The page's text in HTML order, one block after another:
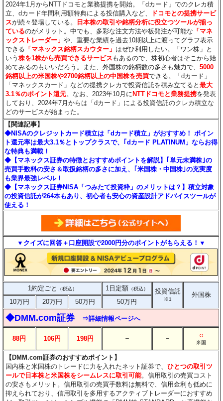
2024年1月からNTTドコモと業務提携を開始。「dカード」でのクレカ積
立、dカード年間利用額特典による投信購入など、
ドコモとの提携サービ
スが続々登場している。
日本株の取引や銘柄分析に役立つツールが揃っ
ているのがメリット。中でも、多彩な注文方法や板発注が可能な 「マネ
ックストレーダー」や、重要な業績を過去10期以上に渡ってグラフ表示
できる 「マネックス銘柄スカウター」 はぜひ利用したい。「ワン株」と
いう株を1株から売買できるサービス もあるので、株初心者はそこから始
めてみるのもいいだろう。また、外国株の銘柄数の多さも魅力で、5000
銘柄以上の米国株や2700銘柄以上の中国株を売買できる。「dカード」
「マネックスカード」などの提携クレカで投資信託を積み立てると最大
3.1％のポイント還元。なお、2023年10月に NTTドコモと業務提携を発表
しており、2024年7月からは「dカード」による投資信託のクレカ積立な
どのサービスが始まった。
【関連記事】
◆NISAのクレジットカード積立は「dカード積立」がおすすめ！ ポイン
ト還元率は最大3.1％とトップクラスで、｢dカード PLATINUM」ならお得
な特典も満載！
◆【マネックス証券の特徴とおすすめポイントを解説】｢単元未満株｣の
売買手数料の安さ＆取扱銘柄の多さに加え、｢米国株・中国株｣の充実度
も業界最強レベル！
◆【マネックス証券NISA「つみたて投資枠」のメリットは？】積立対象
の投資信託が264本もあり、初心者も安心の資産設計アドバイスツールが
使える！
▼クイズに回答＋口座開設で2000円分のポイントがもらえる！▼
1約定ごと （税込） 1日定額 （税込） 投資信託
※1
外国株
10万円
20万円 50万円 50万円
◆DMM.com証券 ⇒詳細情報ページへ
88円 106円 198円 － － ○
米国
【DMM.com証券のおすすめポイント】
国内株と米国株のトレードに力を入れたネット証券で、ひとつの取引ツ
ールで日本株と米国株をシームレスに取引可能。信用取引の売買コスト
の安さもメリット。信用取引の売買手数料は無料で、信用金利も低めに
抑えられており、信用取引を多用するアクティブトレーダーにおすすめ